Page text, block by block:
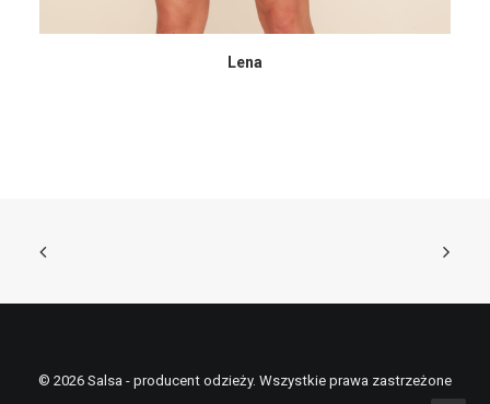
Lena
© 2026 Salsa - producent odzieży. Wszystkie prawa zastrzeżone